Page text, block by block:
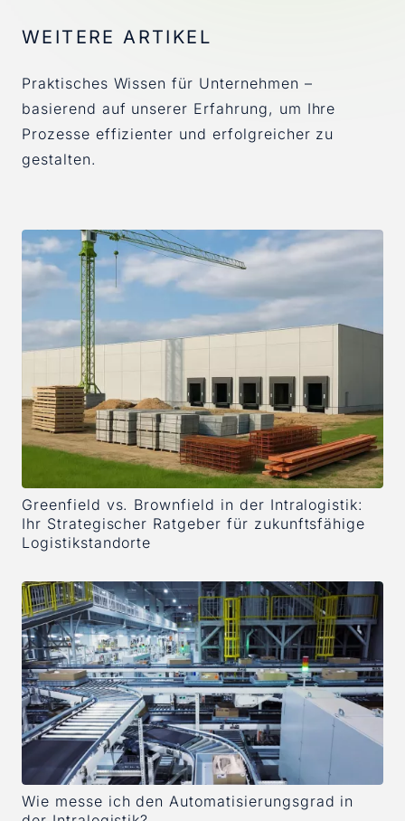
WEITERE ARTIKEL
Praktisches Wissen für Unternehmen –
basierend auf unserer Erfahrung, um Ihre
Prozesse effizienter und erfolgreicher zu
gestalten.
Greenfield vs. Brownfield in der Intralogistik:
Ihr Strategischer Ratgeber für zukunftsfähige
Logistikstandorte
Wie messe ich den Automatisierungsgrad in